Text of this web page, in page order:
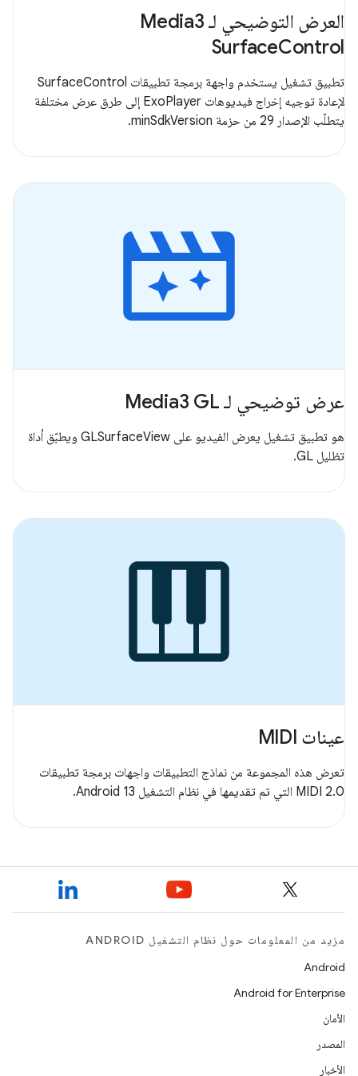
العرض التوضيحي لـ Media3
SurfaceControl
تطبيق تشغيل يستخدم واجهة برمجة تطبيقات SurfaceControl
لإعادة توجيه إخراج فيديوهات ExoPlayer إلى طرق عرض مختلفة
يتطلّب الإصدار 29 من حزمة minSdkVersion.
عرض توضيحي لـ Media3 GL
هو تطبيق تشغيل يعرض الفيديو على GLSurfaceView ويطبّق أداة
تظليل GL.
عينات MIDI
تعرض هذه المجموعة من نماذج التطبيقات واجهات برمجة تطبيقات
MIDI 2.0 التي تم تقديمها في نظام التشغيل Android 13.
مزيد من المعلومات حول نظام التشغيل ANDROID
Android
Android for Enterprise
الأمان
المصدر
الأخبار